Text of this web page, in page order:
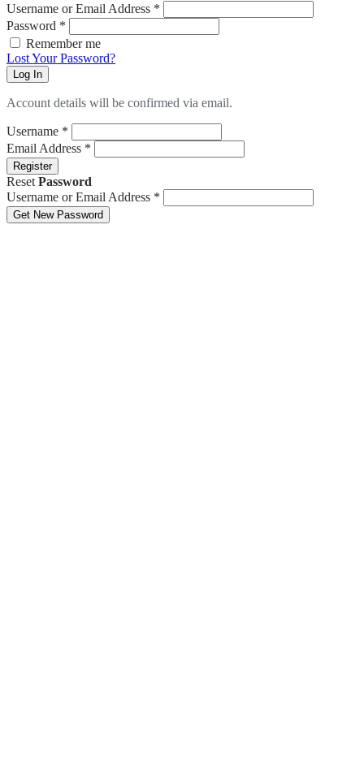
Username or Email Address *
Password *
Remember me
Lost Your Password?
Log In
Account details will be confirmed via email.
Username *
Email Address *
Register
Reset Password
Username or Email Address *
Get New Password